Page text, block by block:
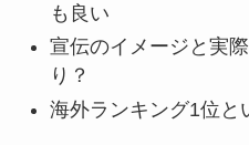
も良い
宣伝のイメージと実
り？
海外ランキング1位と